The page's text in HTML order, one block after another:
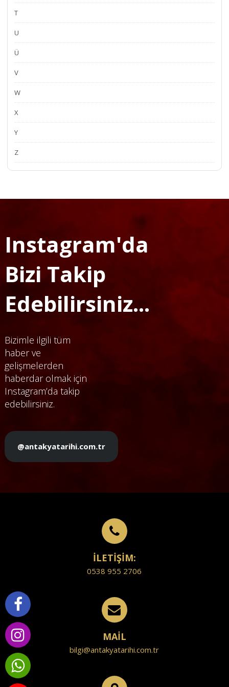
T
U
Ü
V
W
X
Y
Z
Instagram'da
Bizi Takip
Edebilirsiniz...
Bizimle ilgili tüm
haber ve
gelişmelerden
haberdar olmak için
Instagram’da takip
edebilirsiniz.
@antakyatarihi.com.tr
İLETİŞİM:
0538 955 2706
MAİL
bilgi@antakyatarihi.com.tr